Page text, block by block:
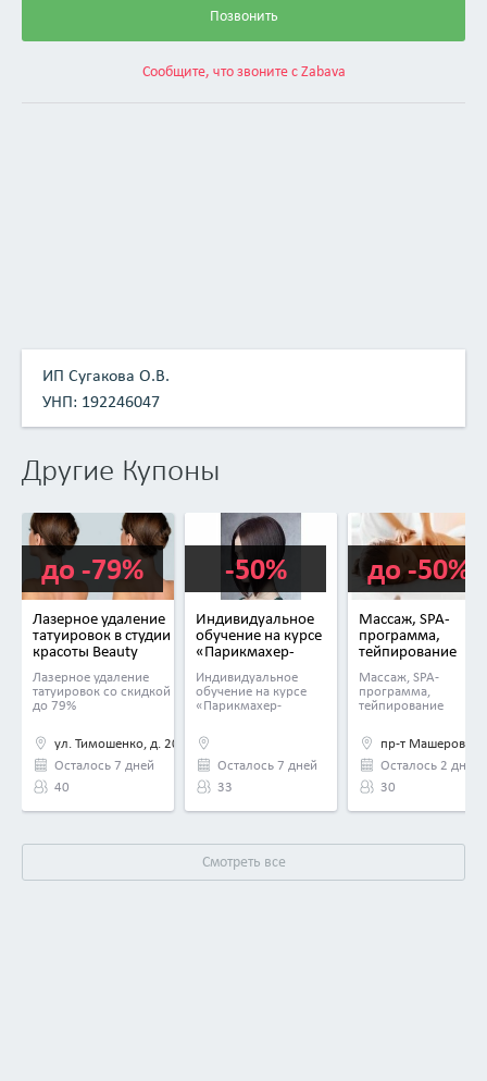
Позвонить
Сообщите, что звоните с Zabava
ИП Сугакова О.В.
УНП: 192246047
Другие Купоны
Лазерное удаление
татуировок в студии
красоты Beauty
Лазерное удаление
татуировок со скидкой
до 79%
ул. Тимошенко, д. 20/1
Осталось 7 дней
40
до -79%
Индивидуальное
обучение на курсе
«Парикмахер-
(мастер)»
в «Институте стиля
и красоты»
Индивидуальное
обучение на курсе
«Парикмахер-
1200 руб. вместо
600 руб.
Осталось 7 дней
33
-50%
Массаж, SPA-
программа,
тейпирование
Beauty Time
Массаж, SPA-
программа,
тейпирование
пр-т Машерова,
Осталось 2 дня
30
до -50%
Смотреть все